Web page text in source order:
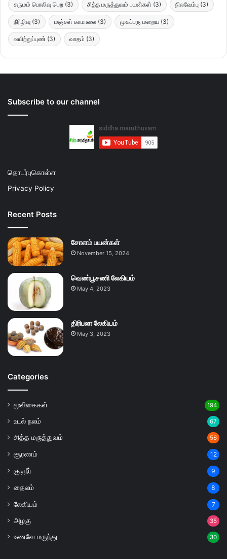
சருமம் பொலிவு பெற (3) சித்த மருத்துவம் பயன்கள் (3) நிலவேம்பு (3)
நீரிழிவு (3) மஞ்சள் காமாலை (3) முகப்பரு மறைய (3)
வயிற்றுப்புண் (3) வாதம் (3)
Subscribe to our channel
தொடர்புகொள்ள
Privacy Policy
Recent Posts
சோளம் பயன்கள்
November 15, 2024
வெண்பூசணி லேகியம்
May 4, 2023
திரிபலா லேகியம்
May 3, 2023
Categories
மூலிகைகள் 194
உடல் நலம் 67
சித்த மருத்துவம் 56
சூரணம் 12
குடிநீர் 9
தைலம் 8
லேகியம் 7
அழகு 35
உணவே மருந்து 30